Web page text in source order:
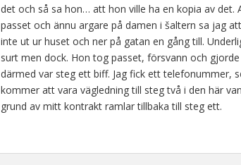
det och så sa hon… att hon ville ha en kopia av
passet och ännu argare på damen i šaltern sa jag
inte ut ur huset och ner på gatan en gång till.
surt men dock. Hon tog passet, försvann och
därmed var steg ett biff. Jag fick ett telefonummer,
kommer att vara vägledning till steg två i den här
grund av mitt kontrakt ramlar tillbaka till steg ett.